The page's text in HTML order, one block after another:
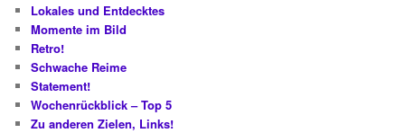
Lokales und Entdecktes
Momente im Bild
Retro!
Schwache Reime
Statement!
Wochenrückblick – Top 5
Zu anderen Zielen, Links!